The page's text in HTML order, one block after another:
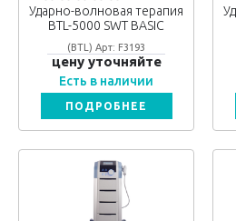
Ударно-волновая терапия
BTL-5000 SWT BASIC
(BTL) Арт: F3193
цену уточняйте
Есть в наличии
ПОДРОБНЕЕ